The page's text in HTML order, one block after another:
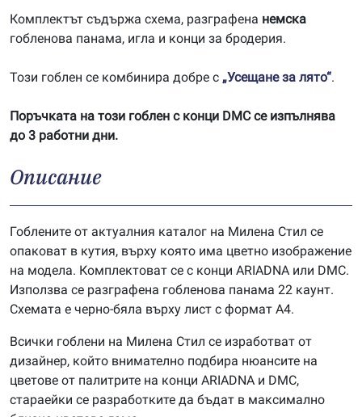
Комплектът съдържа схема, разграфена немска
гобленова панама, игла и конци за бродерия.
Този гоблен се комбинира добре с „Усещане за лято“.
Поръчката на този гоблен с конци DMC се изпълнява
до 3 работни дни.
Описание
Гоблените от актуалния каталог на Милена Стил се
опаковат в кутия, върху която има цветно изображение
на модела. Комплектоват се с конци ARIADNA или DMC.
Използва се разграфена гобленова панама 22 каунт.
Схемата е черно-бяла върху лист с формат А4.
Всички гоблени на Милена Стил се изработват от
дизайнер, който внимателно подбира нюансите на
цветове от палитрите на конци ARIADNA и DMC,
стараейки се разработките да бъдат в максимално